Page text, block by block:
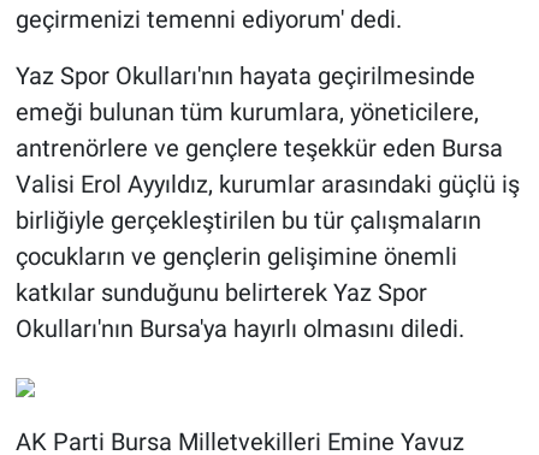
geçirmenizi temenni ediyorum' dedi.
Yaz Spor Okulları'nın hayata geçirilmesinde
emeği bulunan tüm kurumlara, yöneticilere,
antrenörlere ve gençlere teşekkür eden Bursa
Valisi Erol Ayyıldız, kurumlar arasındaki güçlü iş
birliğiyle gerçekleştirilen bu tür çalışmaların
çocukların ve gençlerin gelişimine önemli
katkılar sunduğunu belirterek Yaz Spor
Okulları'nın Bursa'ya hayırlı olmasını diledi.
AK Parti Bursa Milletvekilleri Emine Yavuz